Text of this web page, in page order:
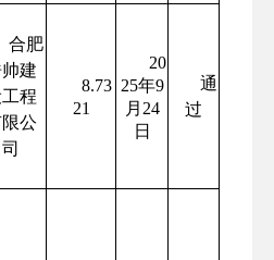
合肥
建
程
公
司
8.73
21
20
25年9
月24
日
通
过